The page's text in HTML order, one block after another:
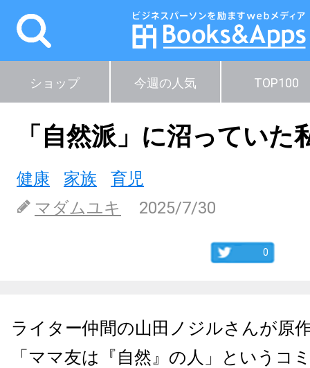
ショップ 今週の人気 TOP100
「自然派」に沼っていた
健康 家族
育児
マダムユキ
2025/7/30
0
ライター仲間の山田ノジルさんが原
「ママ友は『自然』の人」というコ